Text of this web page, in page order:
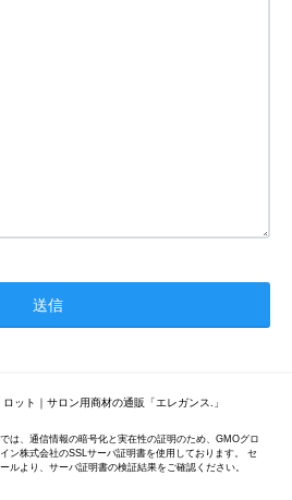
ット｜サロン用商材の通販「エレガンス.」
は、通信情報の暗号化と実在性の証明のため、GMOグロ
ン株式会社のSSLサーバ証明書を使用しております。 セ
ルより、サーバ証明書の検証結果をご確認ください。